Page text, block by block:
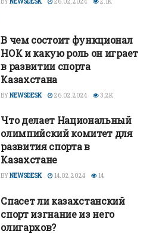
BYNEWSDESK 26.02.2024 2.1K
В чем состоит функционал
НОК и какую роль он играет
в развитии спорта
Казахстана
BYNEWSDESK 26.02.2024 3.2K
Что делает Национальный
олимпийский комитет для
развития спорта в
Казахстане
BYNEWSDESK 14.02.2024 14
Спасет ли казахстанский
спорт изгнание из него
олигархов?